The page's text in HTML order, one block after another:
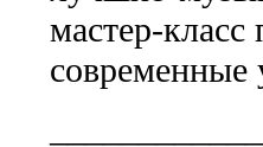
мастер-класс
современные